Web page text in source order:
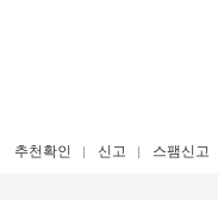
추천확인 신고 스팸신고